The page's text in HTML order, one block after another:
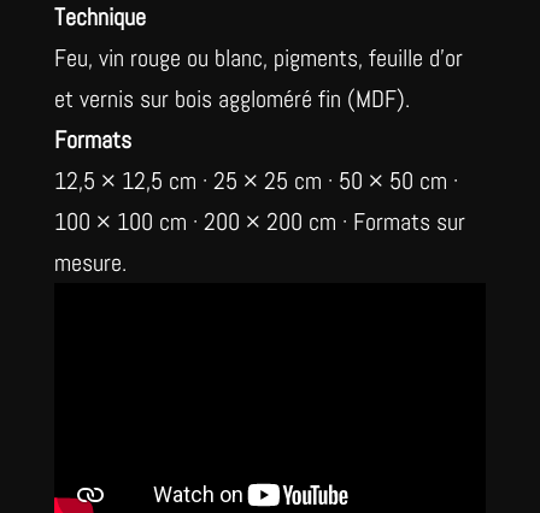
Technique
Feu, vin rouge ou blanc, pigments, feuille d'or
et vernis sur bois aggloméré fin (MDF).
Formats
12,5 × 12,5 cm · 25 × 25 cm · 50 × 50 cm ·
100 × 100 cm · 200 × 200 cm · Formats sur
mesure.